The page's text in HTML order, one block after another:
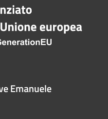
Emanuele